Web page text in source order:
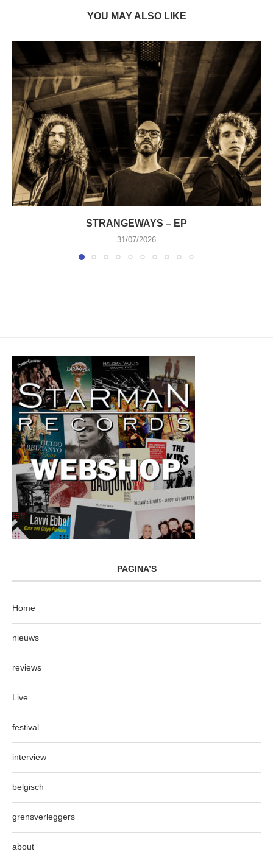
YOU MAY ALSO LIKE
STRANGEWAYS – EP
31/07/2026
PAGINA’S
Home
nieuws
reviews
Live
festival
interview
belgisch
grensverleggers
about